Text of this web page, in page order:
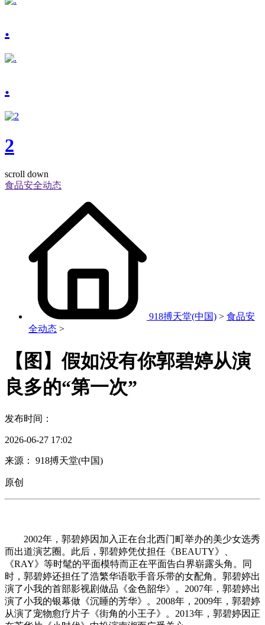
.
.
2
scroll down
食品安全动态
918搏天堂(中国) > 食品安
全动态 >
【图】假如没有你郭碧婷从演
良多的“第一次”
发布时间：
2026-06-27 17:02
来源： 918搏天堂(中国)
原创
2002年，郭碧婷因加入正在台北西门町举办的美少女选秀
而出道演艺圈。此后，郭碧婷凭仗担任《BEAUTY》、
《RAY》等时髦的平面模特而正在平面告白界崭露头角。同
时，郭碧婷还担任了浩繁华语歌手音乐带的女配角。郭碧婷出
演了小我的首部影视剧做品《金色韶华》。2007年，郭碧婷出
演了小我的银幕做《沉睡的芳华》。2008年，2009年，郭碧婷
从演了宠物愈疗片子《街角的小王子》。2013年，郭碧婷因正